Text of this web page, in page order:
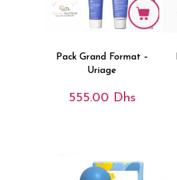
Pack Grand Format –
Uriage
555.00 Dhs